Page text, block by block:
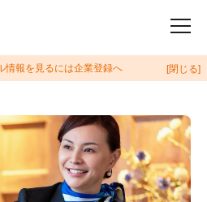
情報を見るには企業登録へ [閉じる]